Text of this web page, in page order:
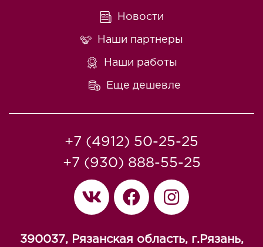
Новости
Наши партнеры
Наши работы
Еще дешевле
+7 (4912) 50-25-25
+7 (930) 888-55-25
390037, Рязанская область, г.Рязань,